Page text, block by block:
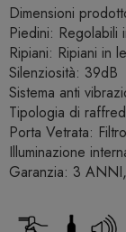
Dimensioni
Piedini: Regolabili
Ripiani: Ripiani in
Silenziosità: 39dB
Sistema anti
Tipologia di
Porta Vetrata:
Illuminazione
Garanzia: 3